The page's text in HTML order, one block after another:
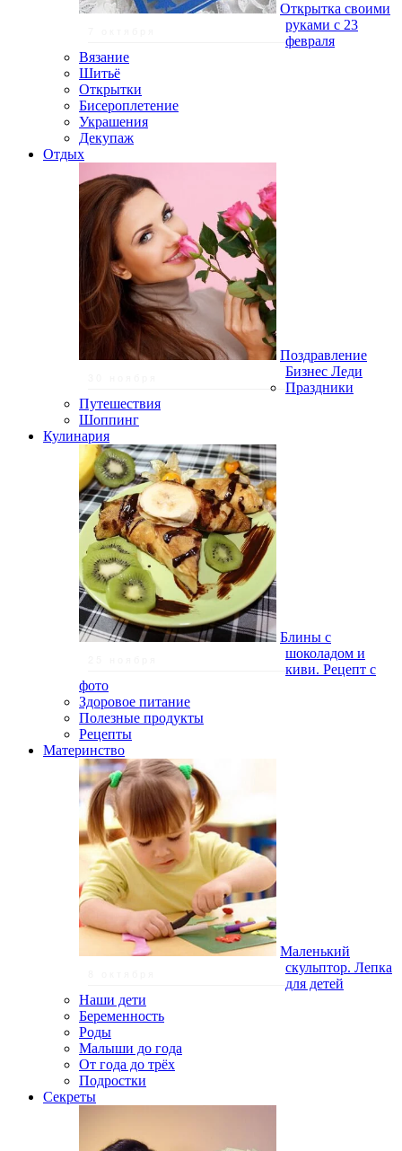
Открытка своими
руками с 23
февраля
Вязание
Шитьё
Открытки
Бисероплетение
Украшения
Декупаж
Отдых
Поздравление
Бизнес Леди
Праздники
Путешествия
Шоппинг
Кулинария
Блины с
шоколадом и
киви. Рецепт с
фото
Здоровое питание
Полезные продукты
Рецепты
Материнство
Маленький
скульптор. Лепка
для детей
Наши дети
Беременность
Роды
Малыши до года
От года до трёх
Подростки
Секреты